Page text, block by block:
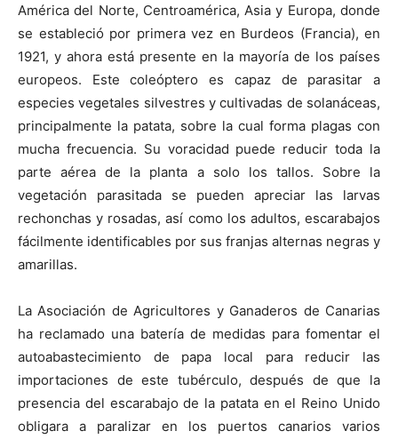
América del Norte, Centroamérica, Asia y Europa, donde
se estableció por primera vez en Burdeos (Francia), en
1921, y ahora está presente en la mayoría de los países
europeos. Este coleóptero es capaz de parasitar a
especies vegetales silvestres y cultivadas de solanáceas,
principalmente la patata, sobre la cual forma plagas con
mucha frecuencia. Su voracidad puede reducir toda la
parte aérea de la planta a solo los tallos. Sobre la
vegetación parasitada se pueden apreciar las larvas
rechonchas y rosadas, así como los adultos, escarabajos
fácilmente identificables por sus franjas alternas negras y
amarillas.
La Asociación de Agricultores y Ganaderos de Canarias
ha reclamado una batería de medidas para fomentar el
autoabastecimiento de papa local para reducir las
importaciones de este tubérculo, después de que la
presencia del escarabajo de la patata en el Reino Unido
obligara a paralizar en los puertos canarios varios